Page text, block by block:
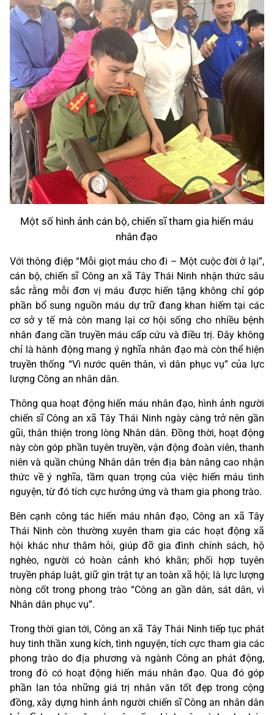
Một số hình ảnh cán bộ, chiến sĩ tham gia hiến máu
nhân đạo
Với thông điệp “Mỗi giọt máu cho đi – Một cuộc đời ở lại”,
cán bộ, chiến sĩ Công an xã Tây Thái Ninh nhận thức sâu
sắc rằng mỗi đơn vị máu được hiến tặng không chỉ góp
phần bổ sung nguồn máu dự trữ đang khan hiếm tại các
cơ sở y tế mà còn mang lại cơ hội sống cho nhiều bệnh
nhân đang cần truyền máu cấp cứu và điều trị. Đây không
chỉ là hành động mang ý nghĩa nhân đạo mà còn thể hiện
truyền thống “Vì nước quên thân, vì dân phục vụ” của lực
lượng Công an nhân dân.
Thông qua hoạt động hiến máu nhân đạo, hình ảnh người
chiến sĩ Công an xã Tây Thái Ninh ngày càng trở nên gần
gũi, thân thiện trong lòng Nhân dân. Đồng thời, hoạt động
này còn góp phần tuyên truyền, vận động đoàn viên, thanh
niên và quần chúng Nhân dân trên địa bàn nâng cao nhận
thức về ý nghĩa, tầm quan trọng của việc hiến máu tình
nguyện, từ đó tích cực hưởng ứng và tham gia phong trào.
Bên cạnh công tác hiến máu nhân đạo, Công an xã Tây
Thái Ninh còn thường xuyên tham gia các hoạt động xã
hội khác như thăm hỏi, giúp đỡ gia đình chính sách, hộ
nghèo, người có hoàn cảnh khó khăn; phối hợp tuyên
truyền pháp luật, giữ gìn trật tự an toàn xã hội; là lực lượng
nòng cốt trong phong trào “Công an gần dân, sát dân, vì
Nhân dân phục vụ”.
Trong thời gian tới, Công an xã Tây Thái Ninh tiếp tục phát
huy tinh thần xung kích, tình nguyện, tích cực tham gia các
phong trào do địa phương và ngành Công an phát động,
trong đó có hoạt động hiến máu nhân đạo. Qua đó góp
phần lan tỏa những giá trị nhân văn tốt đẹp trong cộng
đồng, xây dựng hình ảnh người chiến sĩ Công an nhân dân